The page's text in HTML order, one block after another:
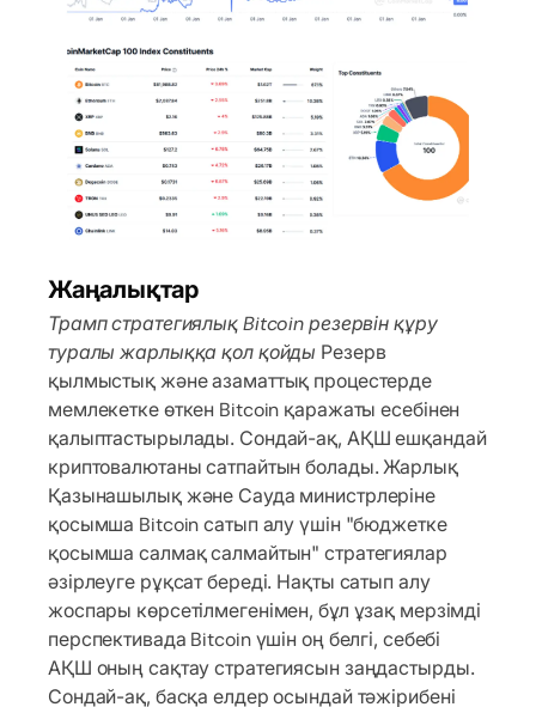
Жаңалықтар
Трамп стратегиялық Bitcoin резервін құру
туралы жарлыққа қол қойды Резерв
қылмыстық және азаматтық процестерде
мемлекетке өткен Bitcoin қаражаты есебінен
қалыптастырылады. Сондай-ақ, АҚШ ешқандай
криптовалютаны сатпайтын болады. Жарлық
Қазынашылық және Сауда министрлеріне
қосымша Bitcoin сатып алу үшін "бюджетке
қосымша салмақ салмайтын" стратегиялар
әзірлеуге рұқсат береді. Нақты сатып алу
жоспары көрсетілмегенімен, бұл ұзақ мерзімді
перспективада Bitcoin үшін оң белгі, себебі
АҚШ оның сақтау стратегиясын заңдастырды.
Сондай-ақ, басқа елдер осындай тәжірибені